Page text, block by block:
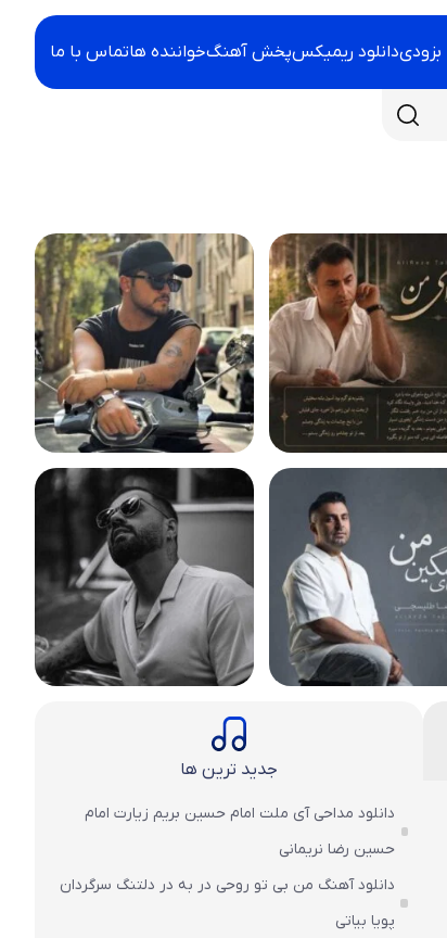
بزودیدانلود ریمیکسپخش آهنگخواننده هاتماس با ما
جدید ترین ها
دانلود مداحی آی ملت امام حسین بریم زیارت امام
حسین رضا نریمانی
دانلود آهنگ من بی تو روحی در به در دلتنگ سرگردان
پویا بیاتی